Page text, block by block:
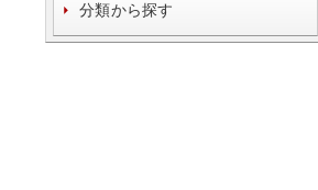
分類から探す